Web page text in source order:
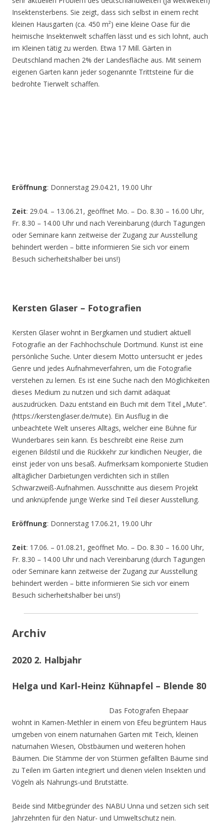
Insektensterbens. Sie zeigt, dass sich selbst in einem recht
kleinen Hausgarten (ca. 450 m²) eine kleine Oase für die
heimische Insektenwelt schaffen lässt und es sich lohnt, auch
im Kleinen tätig zu werden. Etwa 17 Mill. Gärten in
Deutschland machen 2% der Landesfläche aus. Mit seinem
eigenen Garten kann jeder sogenannte Trittsteine für die
bedrohte Tierwelt schaffen.
Eröffnung: Donnerstag 29.04.21, 19.00 Uhr
Zeit: 29.04. – 13.06.21, geöffnet Mo. – Do. 8.30 – 16.00 Uhr,
Fr. 8.30 – 14.00 Uhr und nach Vereinbarung (durch Tagungen
oder Seminare kann zeitweise der Zugang zur Ausstellung
behindert werden – bitte informieren Sie sich vor einem
Besuch sicherheitshalber bei uns!)
Kersten Glaser – Fotografien
Kersten Glaser wohnt in Bergkamen und studiert aktuell
Fotografie an der Fachhochschule Dortmund. Kunst ist eine
persönliche Suche. Unter diesem Motto untersucht er jedes
Genre und jedes Aufnahmeverfahren, um die Fotografie
verstehen zu lernen. Es ist eine Suche nach den Möglichkeiten
dieses Medium zu nutzen und sich damit adäquat
auszudrücken. Dazu entstand ein Buch mit dem Titel „Mute“.
(https://kerstenglaser.de/mute). Ein Ausflug in die
unbeachtete Welt unseres Alltags, welcher eine Bühne für
Wunderbares sein kann. Es beschreibt eine Reise zum
eigenen Bildstil und die Rückkehr zur kindlichen Neugier, die
einst jeder von uns besaß. Aufmerksam komponierte Studien
alltäglicher Darbietungen verdichten sich in stillen
Schwarzweiß-Aufnahmen. Ausschnitte aus diesem Projekt
und anknüpfende junge Werke sind Teil dieser Ausstellung.
Eröffnung: Donnerstag 17.06.21, 19.00 Uhr
Zeit: 17.06. – 01.08.21, geöffnet Mo. – Do. 8.30 – 16.00 Uhr,
Fr. 8.30 – 14.00 Uhr und nach Vereinbarung (durch Tagungen
oder Seminare kann zeitweise der Zugang zur Ausstellung
behindert werden – bitte informieren Sie sich vor einem
Besuch sicherheitshalber bei uns!)
Archiv
2020 2. Halbjahr
Helga und Karl-Heinz Kühnapfel – Blende 80
Das Fotografen Ehepaar
wohnt in Kamen-Methler in einem von Efeu begrüntem Haus
umgeben von einem naturnahen Garten mit Teich, kleinen
naturnahen Wiesen, Obstbäumen und weiteren hohen
Bäumen. Die Stämme der von Stürmen gefällten Bäume sind
zu Teilen im Garten integriert und dienen vielen Insekten und
Vögeln als Nahrungs-und Brutstätte.
Beide sind Mitbegründer des NABU Unna und setzen sich seit
Jahrzehnten für den Natur- und Umweltschutz nein.